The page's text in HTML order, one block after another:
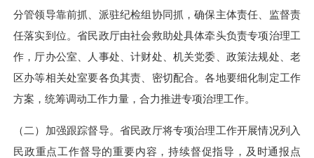
分管领导靠前抓、派驻纪检组协同抓，确保主体责任、监督责
任落实到位。省民政厅由社会救助处具体牵头负责专项治理工
作，厅办公室、人事处、计财处、机关党委、政策法规处、老
区办等相关处室要各负其责、密切配合。各地要细化制定工作
方案，统筹调动工作力量，合力推进专项治理工作。
（二）加强跟踪督导。省民政厅将专项治理工作开展情况列入
民政重点工作督导的重要内容，持续督促指导，及时通报点